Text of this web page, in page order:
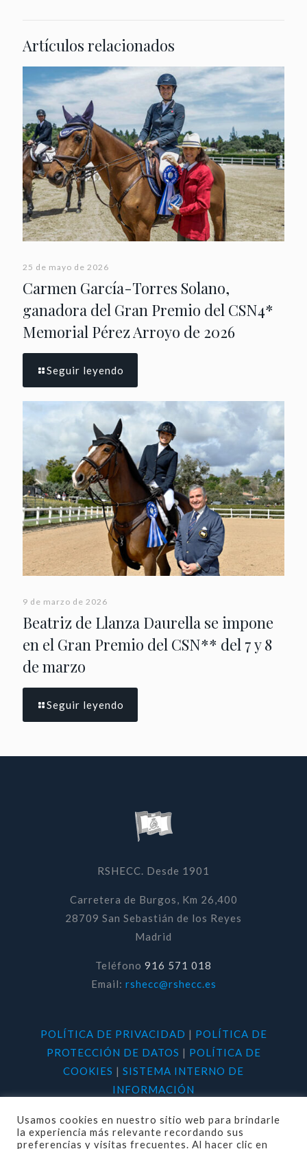
Artículos relacionados
25 de mayo de 2026
Carmen García-Torres Solano,
ganadora del Gran Premio del CSN4*
Memorial Pérez Arroyo de 2026
Seguir leyendo
9 de marzo de 2026
Beatriz de Llanza Daurella se impone
en el Gran Premio del CSN** del 7 y 8
de marzo
Seguir leyendo
RSHECC. Desde 1901
Carretera de Burgos, Km 26,400
28709 San Sebastián de los Reyes
Madrid
Teléfono 916 571 018
Email: rshecc@rshecc.es
POLÍTICA DE PRIVACIDAD | POLÍTICA DE
PROTECCIÓN DE DATOS | POLÍTICA DE
COOKIES | SISTEMA INTERNO DE
INFORMACIÓN
Usamos cookies en nuestro sitio web para brindarle
la experiencia más relevante recordando sus
preferencias y visitas frecuentes. Al hacer clic en